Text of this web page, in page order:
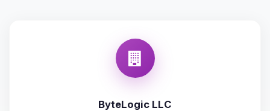
ByteLogic LLC